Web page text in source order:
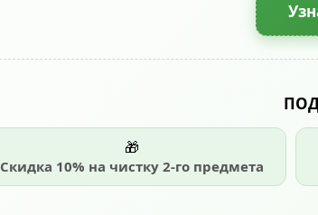
🎁
Скидка 10% на чистку 2-го предмета